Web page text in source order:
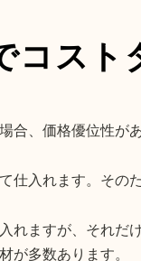
コスト
合、価格優位性があ
仕入れます。その
れますが、それ
が多数あります。